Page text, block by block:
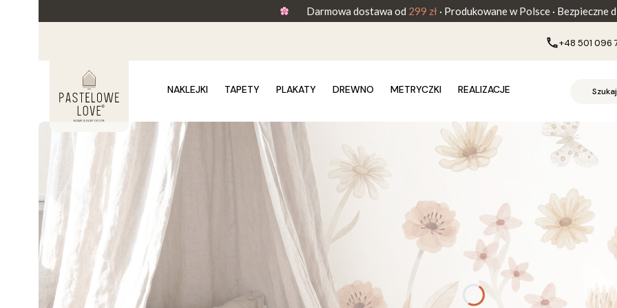
Darmowa dostawa od 299 zł· Produkowane w Polsce · Bezpieczne
+48 501 096
NAKLEJKI TAPETY PLAKATY DREWNO METRYCZKI REALIZACJE